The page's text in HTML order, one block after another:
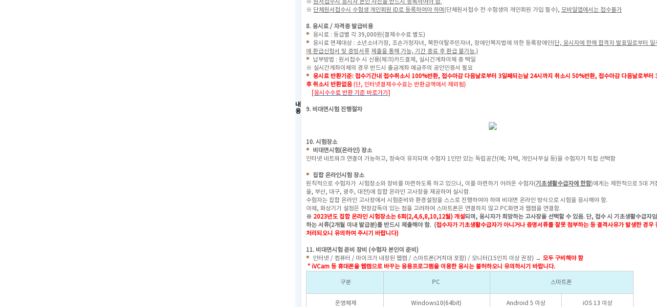
내
용
※ 원서접수시 응시자 본인 사진을 반드시 등록하여야 함.
※ 단체원서접수시 수험생 개인회원 ID로 등록하여야 하며 (단체원서접수 전 수험생의 개인회원 가입 필수), 모바일앱에서는 접수불가
8. 응시료 / 자격증 발급비용
응시료 : 등급별 각 39,000원(결제수수료 별도)
응시료 면제대상 : 소년소녀가장, 조손가정자녀, 북한이탈주민자녀, 장애인복지법에 의한 등록장애인(단, 응시자에 한해 합격자 발표일로부터 일
에 환급신청서 및 증빙서류 제출을 통해 가능, 기간 종료 후 환급 불가능.)
납부방법 : 원서접수 시 신용(체크)카드결제, 실시간계좌이체 중 택일
※ 실시간계좌이체의 경우 반드시 출금계좌 예금주의 공인인증서 필요
응시료 반환기준: 접수기간내 접수취소시 100%반환, 접수마감 다음날로부터 3일째되는날 24시까지 취소시 50%반환, 접수마감 다음날로부터
후 취소시 반환없음(단, 인터넷결제수수료는 반환금액에서 제외됨)
[응시수수료 반환 기준 바로가기]
9. 비대면시험 진행절차
10. 시험장소
비대면시험(온라인) 장소
인터넷 네트워크 연결이 가능하고, 정숙이 유지되며 수험자 1인만 있는 독립공간(예; 자택, 개인사무실 등)을 수험자가 직접 선택함
집합 온라인시험 장소
원칙적으로 수험자가 시험장소와 장비를 마련하도록 하고 있으나, 이를 마련하기 어려운 수험자(기초생활수급자에 한함)에게는 제한적으로 5대 거
울, 부산, 대구, 광주, 대전)에 집합 온라인 고사장을 제공하여 실시함.
수험자는 집합 온라인 고사장에서 시험준비와 환경설정을 스스로 진행하여야 하며 비대면 온라인 방식으로 시험을 응시해야 함.
이때, 화상기기 설정은 현장감독이 있는 점을 고려하여 스마트폰은 연결하지 않고 PC화면과 웹캠을 연결함.
※ 2023년도 집합 온라인 시험장소는 6회(2,4,6,8,10,12월) 개설되며, 응시자가 희망하는 고사장을 선택할 수 있음. 단, 접수 시 기초생활수급자
하는 서류(2개월 이내 발급분)를 반드시 제출해야 함. (접수자가기초생활수급자가 아니거나 증명서류를 잘못 첨부하는 등 결격사유가 발생한 경우
처리되오니 유의하여 주시기 바랍니다)
11. 비대면시험 준비 장비 (수험자 본인이 준비)
인터넷 / 컴퓨터 / 마이크가 내장된 웹캠 / 스마트폰(거치대 포함) / 모니터(15인치 이상 권장) → 모두 구비해야 함
* iVCam 등 휴대폰을 웹캠으로 바꾸는 응용프로그램을 이용한 응시는 불허하오니 유의하시기 바랍니다.
구분 PC 스마트폰
운영체제 Windows10(64bit) Android 5 이상 iOS 13 이상